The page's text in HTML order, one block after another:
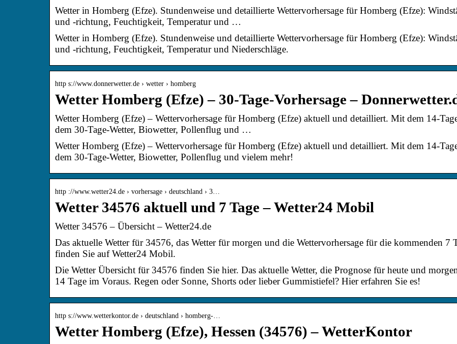
Wetter in Homberg (Efze). Stundenweise und detaillierte Wettervorhersage für Homberg (Efze):
und -richtung, Feuchtigkeit, Temperatur und …
Wetter in Homberg (Efze). Stundenweise und detaillierte Wettervorhersage für Homberg (Efze):
und -richtung, Feuchtigkeit, Temperatur und Niederschläge.
http s://www.donnerwetter.de › wetter › homberg
Wetter Homberg (Efze) – 30-Tage-Vorhersage –
Wetter Homberg (Efze) – Wettervorhersage für Homberg (Efze) aktuell und detailliert. Mit dem 14-
dem 30-Tage-Wetter, Biowetter, Pollenflug und …
Wetter Homberg (Efze) – Wettervorhersage für Homberg (Efze) aktuell und detailliert. Mit dem 14-
dem 30-Tage-Wetter, Biowetter, Pollenflug und vielem mehr!
http ://www.wetter24.de › vorhersage › deutschland › 3…
Wetter 34576 aktuell und 7 Tage – Wetter24 Mobil
Wetter 34576 – Übersicht – Wetter24.de
Das aktuelle Wetter für 34576, das Wetter für morgen und die Wettervorhersage für die kommenden 7
finden Sie auf Wetter24 Mobil.
Die Wetter Übersicht für 34576 finden Sie hier. Das aktuelle Wetter, die Prognose für heute und
14 Tage im Voraus. Regen oder Sonne, Shorts oder lieber Gummistiefel? Hier erfahren Sie es!
http s://www.wetterkontor.de › deutschland › homberg-…
Wetter Homberg (Efze), Hessen (34576) – WetterKontor